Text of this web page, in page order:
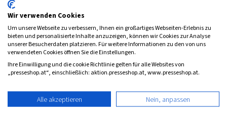
Zum Angebot
Service
Wir verwenden Cookies
Um unsere Webseite zu verbessern, Ihnen ein großartiges Webseiten-Erlebnis zu
bieten und personalisierte Inhalte anzuzeigen, können wir Cookies zur Analyse
unserer Besucherdaten platzieren. Für weitere Informationen zu den von uns
verwendeten Cookies öffnen Sie die Einstellungen.
Ihre Einwilligung und die cookie Richtlinie gelten für alle Websites von
„presseshop.at“, einschließlich: aktion.presseshop.at, www.presseshop.at.
Alle akzeptieren Nein, anpassen